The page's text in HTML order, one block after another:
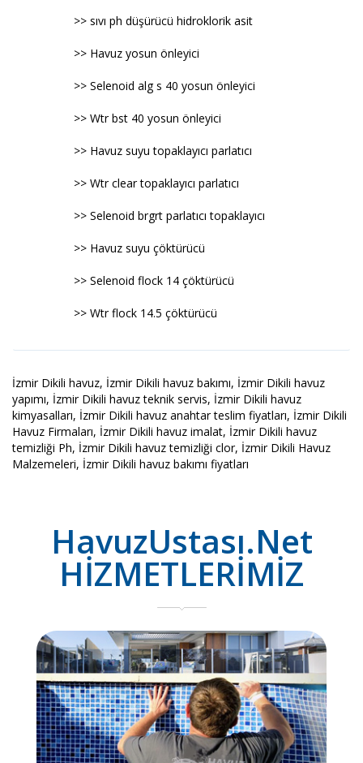
>> sıvı ph düşürücü hidroklorik asit
>> Havuz yosun önleyici
>> Selenoid alg s 40 yosun önleyici
>> Wtr bst 40 yosun önleyici
>> Havuz suyu topaklayıcı parlatıcı
>> Wtr clear topaklayıcı parlatıcı
>> Selenoid brgrt parlatıcı topaklayıcı
>> Havuz suyu çöktürücü
>> Selenoid flock 14 çöktürücü
>> Wtr flock 14.5 çöktürücü
İzmir Dikili havuz, İzmir Dikili havuz bakımı, İzmir Dikili havuz
yapımı, İzmir Dikili havuz teknik servis, İzmir Dikili havuz
kimyasalları, İzmir Dikili havuz anahtar teslim fiyatları, İzmir Dikili
Havuz Firmaları, İzmir Dikili havuz imalat, İzmir Dikili havuz
temizliği Ph, İzmir Dikili havuz temizliği clor, İzmir Dikili Havuz
Malzemeleri, İzmir Dikili havuz bakımı fiyatları
HavuzUstası.Net
HİZMETLERİMİZ